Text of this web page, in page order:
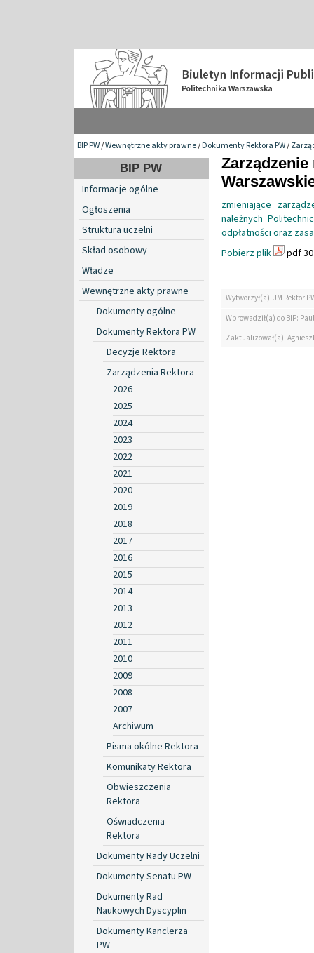
BIP PW/Wewnętrzne akty prawne/Dokumenty Rektora PW/
BIP PW
Informacje ogólne
Ogłoszenia
Struktura uczelni
Skład osobowy
Władze
Wewnętrzne akty prawne
Dokumenty ogólne
Dokumenty Rektora PW
Decyzje Rektora
Zarządzenia Rektora
2026
2025
2024
2023
2022
2021
2020
2019
2018
2017
2016
2015
2014
2013
2012
2011
2010
2009
2008
2007
Archiwum
Pisma okólne Rektora
Komunikaty Rektora
Obwieszczenia
Rektora
Oświadczenia
Rektora
Dokumenty Rady Uczelni
Dokumenty Senatu PW
Dokumenty Rad
Naukowych Dyscyplin
Dokumenty Kanclerza
PW
zmieniające
należnych
odpłatności oraz
Pobierz plik
pdf
Wytworzył(a): JM Rektor
Wprowadził(a) do BIP:
Zaktualizował(a):